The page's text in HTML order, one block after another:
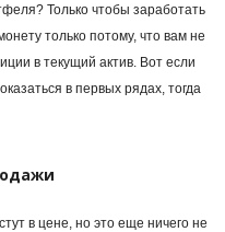
Только чтобы заработать
только потому, что вам не
в текущий актив. Вот если
в первых рядах, тогда
в цене, но это еще ничего не